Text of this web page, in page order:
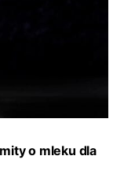
o mleku dla